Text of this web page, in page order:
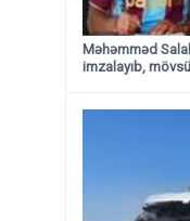
Məhəmməd
imzalayıb,